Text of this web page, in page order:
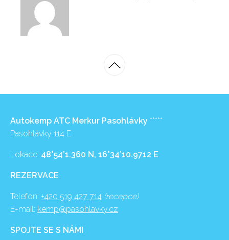
Autokemp ATC Merkur Pasohlávky *****
Pasohlávky 114 E
Lokace: 48°54’1.360 N, 16°34’10.9712 E
REZERVACE
Telefon: +420 519 427 714 (recepce)
E-mail: kemp@pasohlavky.cz
SPOJTE SE S NÁMI